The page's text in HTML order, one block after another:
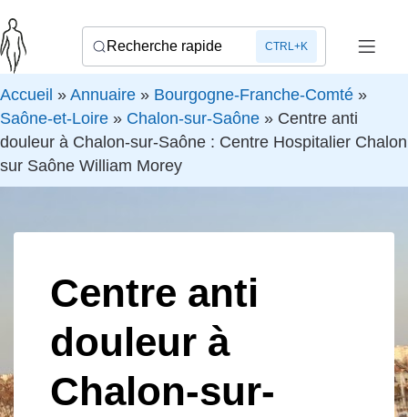
Recherche rapide CTRL+K
Accueil » Annuaire » Bourgogne-Franche-Comté »
Saône-et-Loire » Chalon-sur-Saône » Centre anti
douleur à Chalon-sur-Saône : Centre Hospitalier Chalon
sur Saône William Morey
Centre anti
douleur à
Chalon-sur-